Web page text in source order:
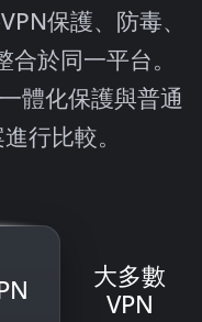
保護、防毒、
於同一平台。
體化保護與普通
行比較。
大多數
VPN